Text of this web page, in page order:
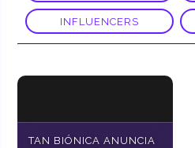
INFLUENCERS
TAN BIÓNICA ANUNCIA